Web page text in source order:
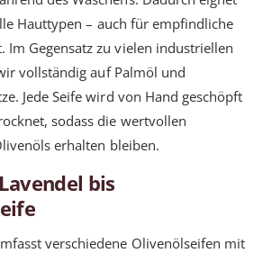
Hauttypen – auch für empfindliche
Im Gegensatz zu vielen industriellen
vollständig auf Palmöl und
Jede Seife wird von Hand geschöpft
sodass die wertvollen
erhalten bleiben.
bis
verschiedene Olivenölseifen mit